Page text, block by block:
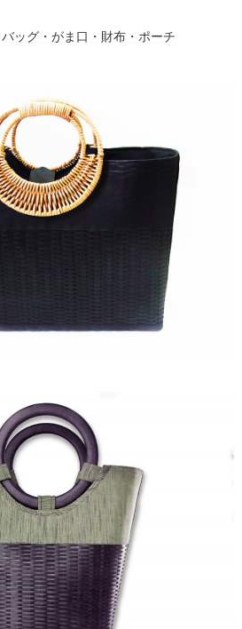
バッグ・がま口・財布・ポーチ